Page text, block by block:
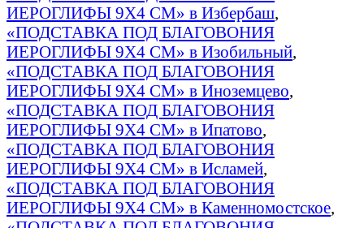
ИЕРОГЛИФЫ 9Х4 СМ» в Избербаш,
«ПОДСТАВКА ПОД БЛАГОВОНИЯ
ИЕРОГЛИФЫ 9Х4 СМ» в Изобильный,
«ПОДСТАВКА ПОД БЛАГОВОНИЯ
ИЕРОГЛИФЫ 9Х4 СМ» в Иноземцево,
«ПОДСТАВКА ПОД БЛАГОВОНИЯ
ИЕРОГЛИФЫ 9Х4 СМ» в Ипатово,
«ПОДСТАВКА ПОД БЛАГОВОНИЯ
ИЕРОГЛИФЫ 9Х4 СМ» в Исламей,
«ПОДСТАВКА ПОД БЛАГОВОНИЯ
ИЕРОГЛИФЫ 9Х4 СМ» в Каменномостское,